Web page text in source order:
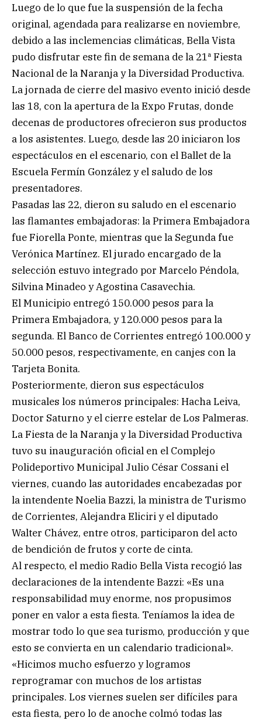
Luego de lo que fue la suspensión de la fecha
original, agendada para realizarse en noviembre,
debido a las inclemencias climáticas, Bella Vista
pudo disfrutar este fin de semana de la 21ª Fiesta
Nacional de la Naranja y la Diversidad Productiva.
La jornada de cierre del masivo evento inició desde
las 18, con la apertura de la Expo Frutas, donde
decenas de productores ofrecieron sus productos
a los asistentes. Luego, desde las 20 iniciaron los
espectáculos en el escenario, con el Ballet de la
Escuela Fermín González y el saludo de los
presentadores.
Pasadas las 22, dieron su saludo en el escenario
las flamantes embajadoras: la Primera Embajadora
fue Fiorella Ponte, mientras que la Segunda fue
Verónica Martínez. El jurado encargado de la
selección estuvo integrado por Marcelo Péndola,
Silvina Minadeo y Agostina Casavechia.
El Municipio entregó 150.000 pesos para la
Primera Embajadora, y 120.000 pesos para la
segunda. El Banco de Corrientes entregó 100.000 y
50.000 pesos, respectivamente, en canjes con la
Tarjeta Bonita.
Posteriormente, dieron sus espectáculos
musicales los números principales: Hacha Leiva,
Doctor Saturno y el cierre estelar de Los Palmeras.
La Fiesta de la Naranja y la Diversidad Productiva
tuvo su inauguración oficial en el Complejo
Polideportivo Municipal Julio César Cossani el
viernes, cuando las autoridades encabezadas por
la intendente Noelia Bazzi, la ministra de Turismo
de Corrientes, Alejandra Eliciri y el diputado
Walter Chávez, entre otros, participaron del acto
de bendición de frutos y corte de cinta.
Al respecto, el medio Radio Bella Vista recogió las
declaraciones de la intendente Bazzi: «Es una
responsabilidad muy enorme, nos propusimos
poner en valor a esta fiesta. Teníamos la idea de
mostrar todo lo que sea turismo, producción y que
esto se convierta en un calendario tradicional».
«Hicimos mucho esfuerzo y logramos
reprogramar con muchos de los artistas
principales. Los viernes suelen ser difíciles para
esta fiesta, pero lo de anoche colmó todas las